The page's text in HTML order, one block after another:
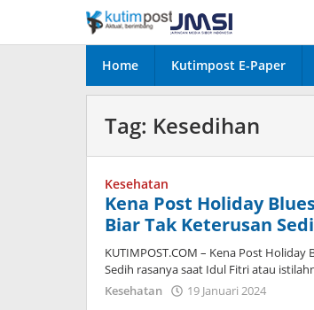
konten
Home Kutimpost E-Paper
Tag: Kesedihan
Kesehatan
Kena Post Holiday
Biar Tak Keterusan
KUTIMPOST.COM – Kena Post
Sedih rasanya saat Idul Fitri atau
Kesehatan
19 Januari 2024